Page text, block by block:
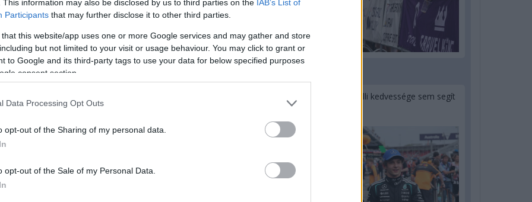
This information may also be disclosed by us to third parties on the IAB’s List of
Participants that may further disclose it to other third parties.
that this website/app uses one or more Google services and may gather and store
but not limited to your visit or usage behaviour. You may click to grant or
to Google and its third-party tags to use your data for below specified purposes
consent section.
Data Processing Opt Outs
opt-out of the Sharing of my personal data.
opt-out of the Sale of my Personal Data.
az ötödik helyre. De vajon Russell meg tudja-e ezt
Russell előz a sikánnál, a célegyenesben Leclerc
és Norris között.
lehet még összecsapás Leclerc és Russell között, de
azt ezen a futamon már sokszor láthattuk, a
tőle a pozíciót. Ez ma a "verseny" meg a "csata".
Montoya szerint Antonelli kedvessége sem segít
Russellen